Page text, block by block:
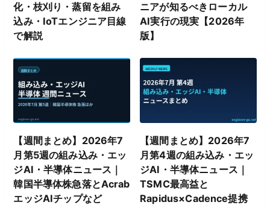
化・枝刈り・蒸留を組み
込み・IoTエンジニア目線
で解説
ニアが知るべきローカル
AI実行の現実【2026年
版】
【週間まとめ】2026年7
月第5週の組み込み・エッ
ジAI・半導体ニュース｜
韓国半導体株急落とAcrab
エッジAIチップなど
【週間まとめ】2026年7
月第4週の組み込み・エッ
ジAI・半導体ニュース｜
TSMC最高益と
Rapidus×Cadence提携